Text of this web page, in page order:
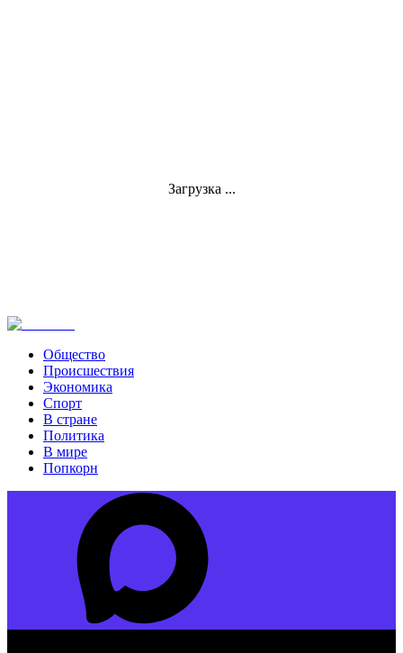
Загрузка ...
Общество
Происшествия
Экономика
Спорт
В стране
Политика
В мире
Попкорн